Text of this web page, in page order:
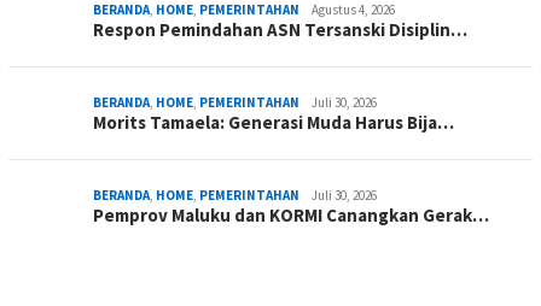
BERANDA, HOME, PEMERINTAHAN Agustus 4, 2026
Respon Pemindahan ASN Tersanski Disiplin…
BERANDA, HOME, PEMERINTAHAN Juli 30, 2026
Morits Tamaela: Generasi Muda Harus Bija…
BERANDA, HOME, PEMERINTAHAN Juli 30, 2026
Pemprov Maluku dan KORMI Canangkan Gerak…